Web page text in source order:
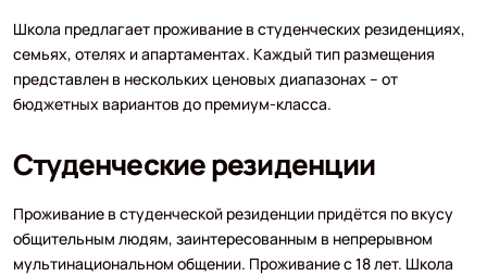
Школа предлагает проживание в студенческих резиденциях,
семьях, отелях и апартаментах. Каждый тип размещения
представлен в нескольких ценовых диапазонах – от
бюджетных вариантов до премиум-класса.
Студенческие резиденции
Проживание в студенческой резиденции придётся по вкусу
общительным людям, заинтересованным в непрерывном
мультинациональном общении. Проживание с 18 лет. Школа